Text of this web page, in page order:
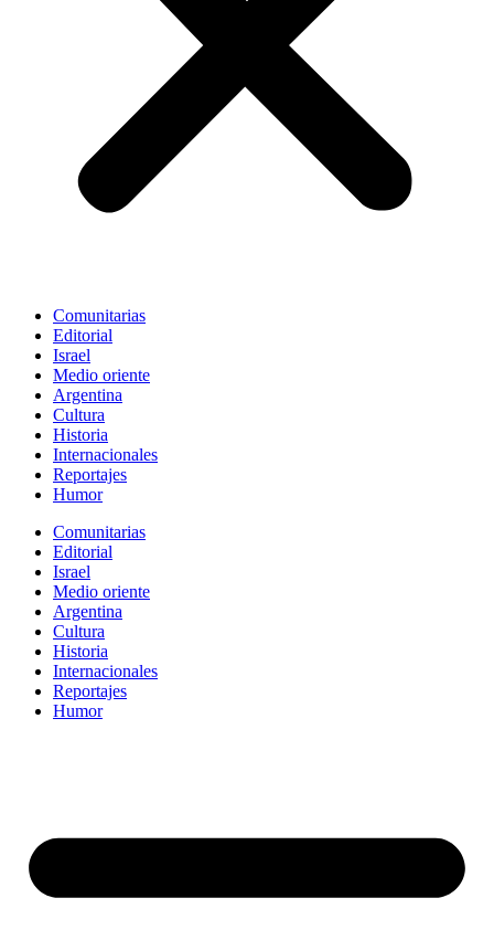
Comunitarias
Editorial
Israel
Medio oriente
Argentina
Cultura
Historia
Internacionales
Reportajes
Humor
Comunitarias
Editorial
Israel
Medio oriente
Argentina
Cultura
Historia
Internacionales
Reportajes
Humor